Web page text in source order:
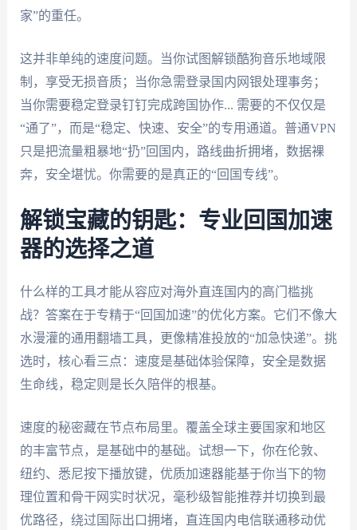
家”的重任。
这并非单纯的速度问题。当你试图解锁酷狗音乐地域限
制，享受无损音质；当你急需登录国内网银处理事务；
当你需要稳定登录钉钉完成跨国协作... 需要的不仅仅是
“通了”，而是“稳定、快速、安全”的专用通道。普通VPN
只是把流量粗暴地“扔”回国内，路线曲折拥堵，数据裸
奔，安全堪忧。你需要的是真正的“回国专线”。
解锁宝藏的钥匙：专业回国加速
器的选择之道
什么样的工具才能从容应对海外直连国内的高门槛挑
战？答案在于专精于“回国加速”的优化方案。它们不像大
水漫灌的通用翻墙工具，更像精准投放的“加急快递”。挑
选时，核心看三点：速度是基础体验保障，安全是数据
生命线，稳定则是长久陪伴的根基。
速度的秘密藏在节点布局里。覆盖全球主要国家和地区
的丰富节点，是基础中的基础。试想一下，你在伦敦、
纽约、悉尼按下播放键，优质加速器能基于你当下的物
理位置和骨干网实时状况，毫秒级智能推荐并切换到最
优路径，绕过国际出口拥堵，直连国内电信联通移动优